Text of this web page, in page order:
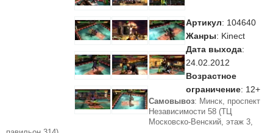
Артикул: 104640
Жанры: Kinect
Дата выхода:
24.02.2012
Возрастное
ограничение: 12+
Самовывоз: Минск, проспект
Независимости 58 (ТЦ
Московско-Венский, этаж 3,